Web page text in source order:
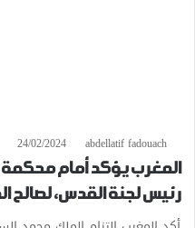
abdellatif fadouach
24/02/2024
المغرب يؤكد أمام محكمة
رئيس لجنة القدس، لصالح